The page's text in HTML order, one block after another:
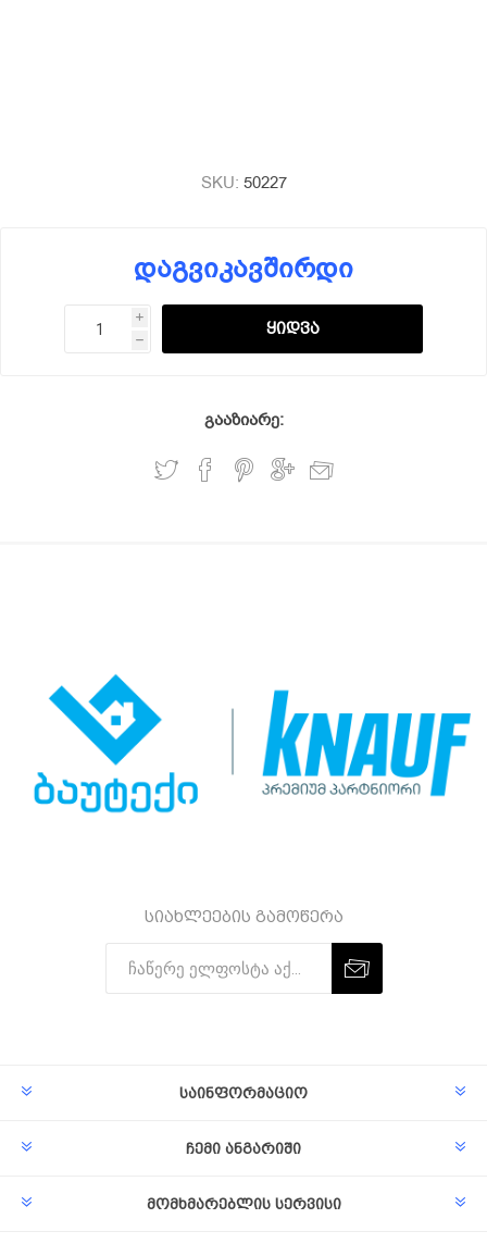
SKU: 50227
დაგვიკავშირდი
i
h
გააზიარე:
სიახლეების გამოწერა
საინფორმაციო
ჩემი ანგარიში
მომხმარებლის სერვისი